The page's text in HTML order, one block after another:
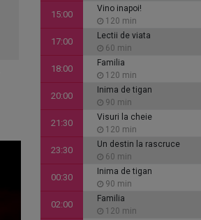
15:00
Vino inapoi!
120 min
17:00
Lectii de viata
60 min
18:00
Familia
120 min
20:00
Inima de tigan
90 min
21:30
Visuri la cheie
120 min
23:30
Un destin la rascruce
60 min
00:30
Inima de tigan
90 min
02:00
Familia
120 min